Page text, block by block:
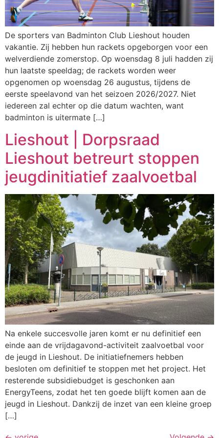
De sporters van Badminton Club Lieshout houden
vakantie. Zij hebben hun rackets opgeborgen voor een
welverdiende zomerstop. Op woensdag 8 juli hadden zij
hun laatste speeldag; de rackets worden weer
opgenomen op woensdag 26 augustus, tijdens de
eerste speelavond van het seizoen 2026/2027. Niet
iedereen zal echter op die datum wachten, want
badminton is uitermate […]
Lieshout | Dorpsraad
Lieshout betreurt stoppen
jeugdinitiatief zaalvoetbal
Na enkele succesvolle jaren komt er nu definitief een
einde aan de vrijdagavond-activiteit zaalvoetbal voor
de jeugd in Lieshout. De initiatiefnemers hebben
besloten om definitief te stoppen met het project. Het
resterende subsidiebudget is geschonken aan
EnergyTeens, zodat het ten goede blijft komen aan de
jeugd in Lieshout. Dankzij de inzet van een kleine groep
[…]